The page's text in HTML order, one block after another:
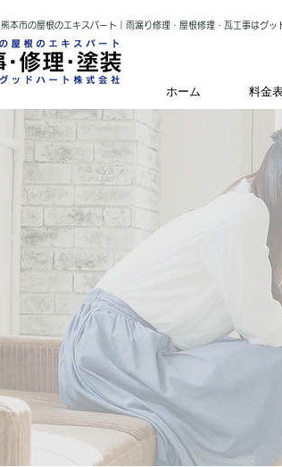
熊本市の屋根のエキスパート｜雨漏り修理・屋根修理・瓦工事はグッ
ホーム 料金